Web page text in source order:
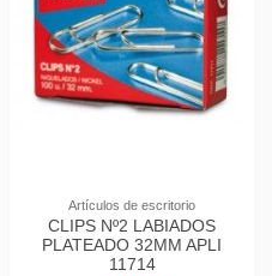
Artículos de escritorio
CLIPS Nº2 LABIADOS
PLATEADO 32MM APLI
11714